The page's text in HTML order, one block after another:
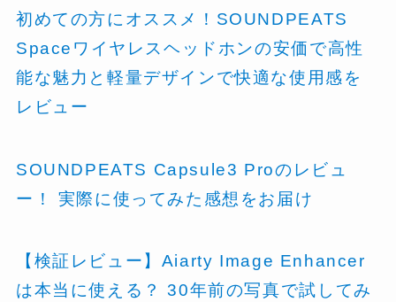
初めての方にオススメ！SOUNDPEATS
Spaceワイヤレスヘッドホンの安価で高性
能な魅力と軽量デザインで快適な使用感を
レビュー
SOUNDPEATS Capsule3 Proのレビュ
ー！ 実際に使ってみた感想をお届け
【検証レビュー】Aiarty Image Enhancer
は本当に使える？ 30年前の写真で試してみ